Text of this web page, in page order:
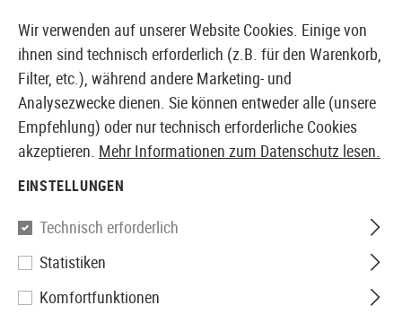
EUROPÄISCHER AIRSOFT SHOP & GROßHÄNDLER
KJ Works
Magazin KP-13 GBB 22rds
Wir verwenden auf unserer Website Cookies. Einige von
ihnen sind technisch erforderlich (z.B. für den Warenkorb,
Filter, etc.), während andere Marketing- und
Analysezwecke dienen. Sie können entweder alle (unsere
Empfehlung) oder nur technisch erforderliche Cookies
akzeptieren. Mehr Informationen zum Datenschutz lesen.
EINSTELLUNGEN
Technisch erforderlich
Statistiken
Komfortfunktionen